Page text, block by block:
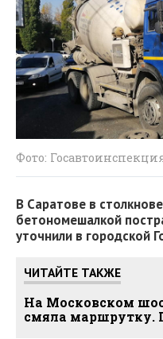
Фото:
В Саратове в
бетономешалкой
уточнили в городской
ЧИТАЙТЕ ТАКЖЕ
На Московском
смяла маршрутку.